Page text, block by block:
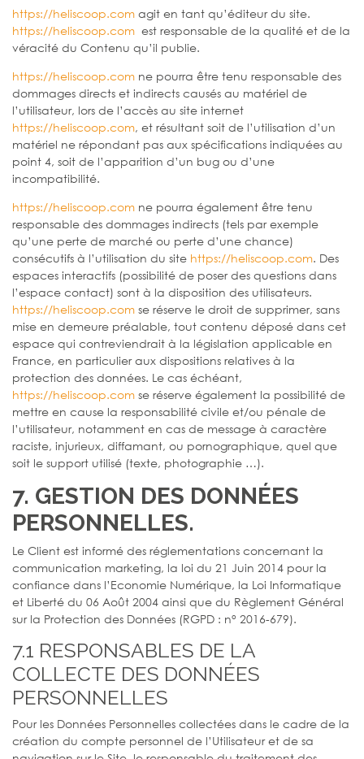
https://heliscoop.com agit en tant qu’éditeur du site.
https://heliscoop.com est responsable de la qualité et de la
véracité du Contenu qu’il publie.
https://heliscoop.com ne pourra être tenu responsable des
dommages directs et indirects causés au matériel de
l’utilisateur, lors de l’accès au site internet
https://heliscoop.com, et résultant soit de l’utilisation d’un
matériel ne répondant pas aux spécifications indiquées au
point 4, soit de l’apparition d’un bug ou d’une
incompatibilité.
https://heliscoop.com ne pourra également être tenu
responsable des dommages indirects (tels par exemple
qu’une perte de marché ou perte d’une chance)
consécutifs à l’utilisation du site https://heliscoop.com. Des
espaces interactifs (possibilité de poser des questions dans
l’espace contact) sont à la disposition des utilisateurs.
https://heliscoop.com se réserve le droit de supprimer, sans
mise en demeure préalable, tout contenu déposé dans cet
espace qui contreviendrait à la législation applicable en
France, en particulier aux dispositions relatives à la
protection des données. Le cas échéant,
https://heliscoop.com se réserve également la possibilité de
mettre en cause la responsabilité civile et/ou pénale de
l’utilisateur, notamment en cas de message à caractère
raciste, injurieux, diffamant, ou pornographique, quel que
soit le support utilisé (texte, photographie …).
7. GESTION DES DONNÉES
PERSONNELLES.
Le Client est informé des réglementations concernant la
communication marketing, la loi du 21 Juin 2014 pour la
confiance dans l’Economie Numérique, la Loi Informatique
et Liberté du 06 Août 2004 ainsi que du Règlement Général
sur la Protection des Données (RGPD : n° 2016-679).
7.1 RESPONSABLES DE LA
COLLECTE DES DONNÉES
PERSONNELLES
Pour les Données Personnelles collectées dans le cadre de la
création du compte personnel de l’Utilisateur et de sa